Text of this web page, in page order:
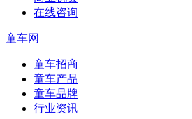
在线咨询
童车网
童车招商
童车产品
童车品牌
行业资讯